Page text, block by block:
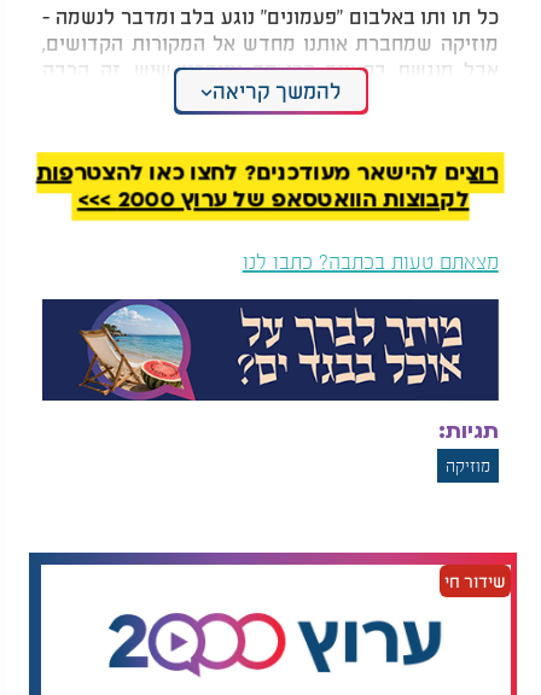
כל תו ותו באלבום "פעמונים" נוגע בלב ומדבר לנשמה -
מוזיקה שמחברת אותנו מחדש אל המקורות הקדושים,
אבל מוגשת בסאונד הכי חד ומודרני שיש. זה הרבה
יותר מעוד אלבום - זו חוויה מוזיקלית ורגשית שמובילה
למסע אל לב המסורת דרך שירה וניגון.
להמשך קריאה
רוצים להישאר מעודכנים? לחצו כאן להצטרפות
לקבוצות הוואטסאפ של ערוץ 2000 >>>
מצאתם טעות בכתבה? כתבו לנו
תגיות:
מוזיקה
שידור חי